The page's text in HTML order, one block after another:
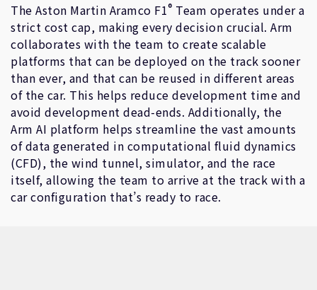
The Aston Martin Aramco F1® Team operates under a
strict cost cap, making every decision crucial. Arm
collaborates with the team to create scalable
platforms that can be deployed on the track sooner
than ever, and that can be reused in different areas
of the car. This helps reduce development time and
avoid development dead-ends. Additionally, the
Arm AI platform helps streamline the vast amounts
of data generated in computational fluid dynamics
(CFD), the wind tunnel, simulator, and the race
itself, allowing the team to arrive at the track with a
car configuration that’s ready to race.